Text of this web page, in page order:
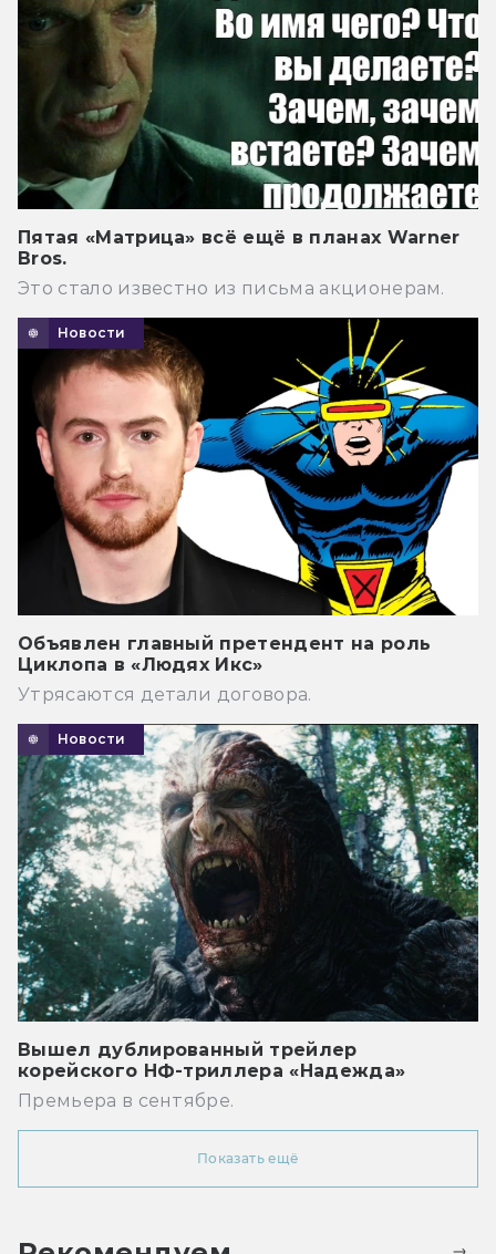
Пятая «Матрица» всё ещё в планах Warner
Bros.
Это стало известно из письма акционерам.
Новости
Объявлен главный претендент на роль
Циклопа в «Людях Икс»
Утрясаются детали договора.
Новости
Вышел дублированный трейлер
корейского НФ-триллера «Надежда»
Премьера в сентябре.
Показать ещё